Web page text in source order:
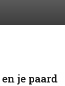
je paard